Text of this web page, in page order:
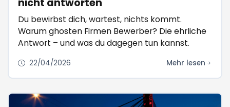
Du bewirbst dich, wartest, nichts kommt.
Warum ghosten Firmen Bewerber? Die ehrliche
Antwort – und was du dagegen tun kannst.
22/04/2026 Mehr lesen